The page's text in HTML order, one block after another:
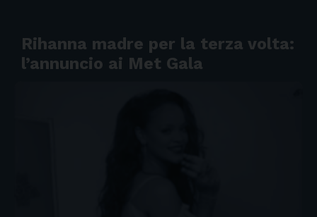
Rihanna madre per la terza volta:
l’annuncio ai Met Gala